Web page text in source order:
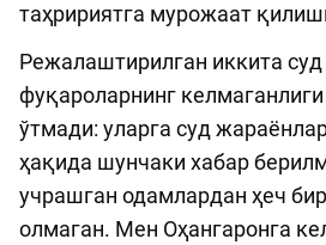
таҳририятга мурожаат
Режалаштирилган иккита
фуқароларнинг
ўтмади: уларга суд
ҳақида шунчаки хабар
учрашган одамлардан ҳеч
олмаган. Мен Оҳангаронга